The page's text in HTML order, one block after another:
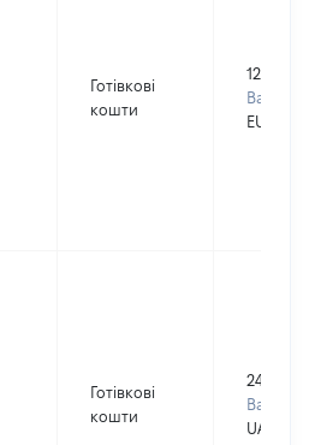
Готівкові
кошти
12500
Валюта:
EUR
Готівкові
кошти
240000
Валюта:
UAH